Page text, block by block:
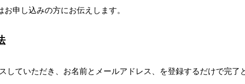
申し込みの方にお伝えします。
していただき、お名前とメールアドレス、を登録するだけで完了